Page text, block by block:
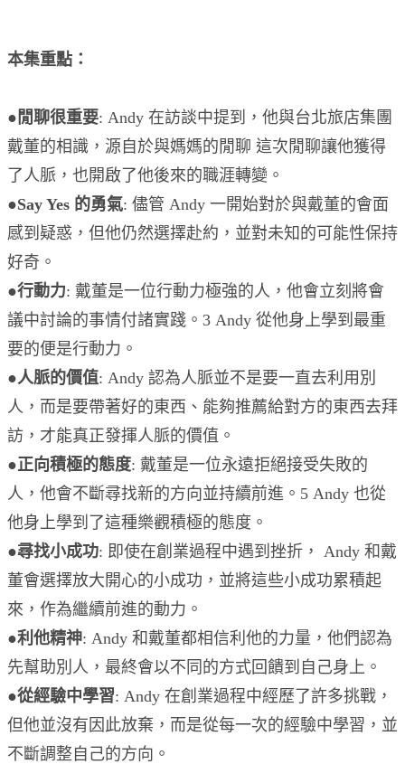
本集重點：
● 閒聊很重要: Andy 在訪談中提到，他與台北旅店集團
戴董的相識，源自於與媽媽的閒聊 這次閒聊讓他獲得
了人脈，也開啟了他後來的職涯轉變。
●Say Yes 的勇氣: 儘管 Andy 一開始對於與戴董的會面
感到疑惑，但他仍然選擇赴約，並對未知的可能性保持
好奇。
●行動力: 戴董是一位行動力極強的人，他會立刻將會
議中討論的事情付諸實踐。3 Andy 從他身上學到最重
要的便是行動力。
●人脈的價值: Andy 認為人脈並不是要一直去利用別
人，而是要帶著好的東西、能夠推薦給對方的東西去拜
訪，才能真正發揮人脈的價值。
●正向積極的態度: 戴董是一位永遠拒絕接受失敗的
人，他會不斷尋找新的方向並持續前進。5 Andy 也從
他身上學到了這種樂觀積極的態度。
●尋找小成功: 即使在創業過程中遇到挫折， Andy 和戴
董會選擇放大開心的小成功，並將這些小成功累積起
來，作為繼續前進的動力。
●利他精神: Andy 和戴董都相信利他的力量，他們認為
先幫助別人，最終會以不同的方式回饋到自己身上。
●從經驗中學習: Andy 在創業過程中經歷了許多挑戰，
但他並沒有因此放棄，而是從每一次的經驗中學習，並
不斷調整自己的方向。